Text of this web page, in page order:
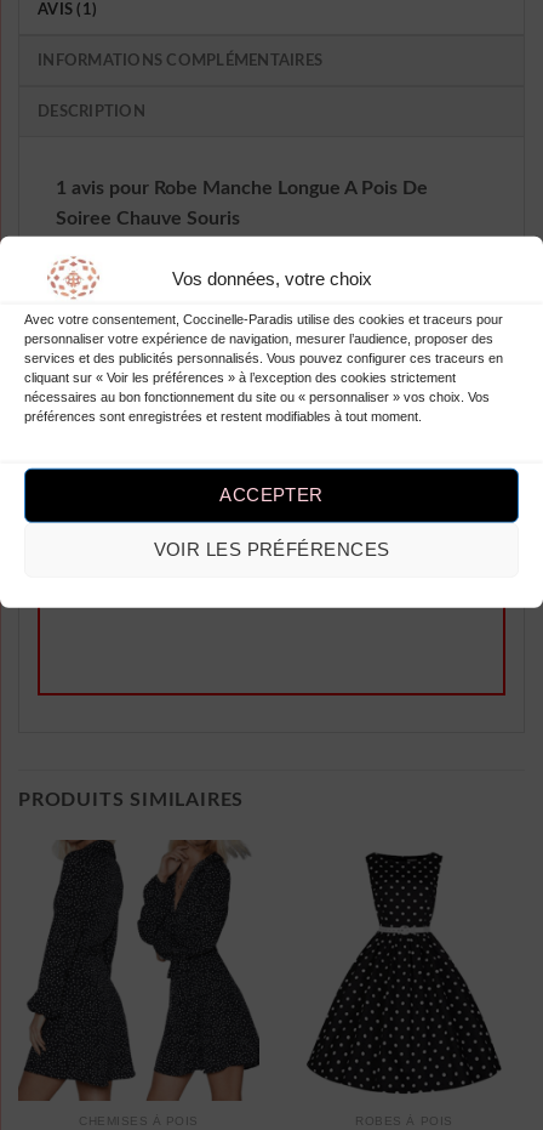
Vos données, votre choix
Avec votre consentement, Coccinelle-Paradis utilise des cookies et traceurs pour
personnaliser votre expérience de navigation, mesurer l’audience, proposer des
services et des publicités personnalisés. Vous pouvez configurer ces traceurs en
cliquant sur « Voir les préférences » à l’exception des cookies strictement
nécessaires au bon fonctionnement du site ou « personnaliser » vos choix. Vos
préférences sont enregistrées et restent modifiables à tout moment.
ACCEPTER
VOIR LES PRÉFÉRENCES
AVIS (1)
INFORMATIONS COMPLÉMENTAIRES
DESCRIPTION
1 avis pour Robe Manche Longue A Pois De
Soiree Chauve Souris
Note 3
sur 5
Ree Ericha–
Cool et stylée !
Ajouter un Avis
Vous devez êtreconnectépour publier
PRODUITS SIMILAIRES
CHEMISES À POIS ROBES À POIS